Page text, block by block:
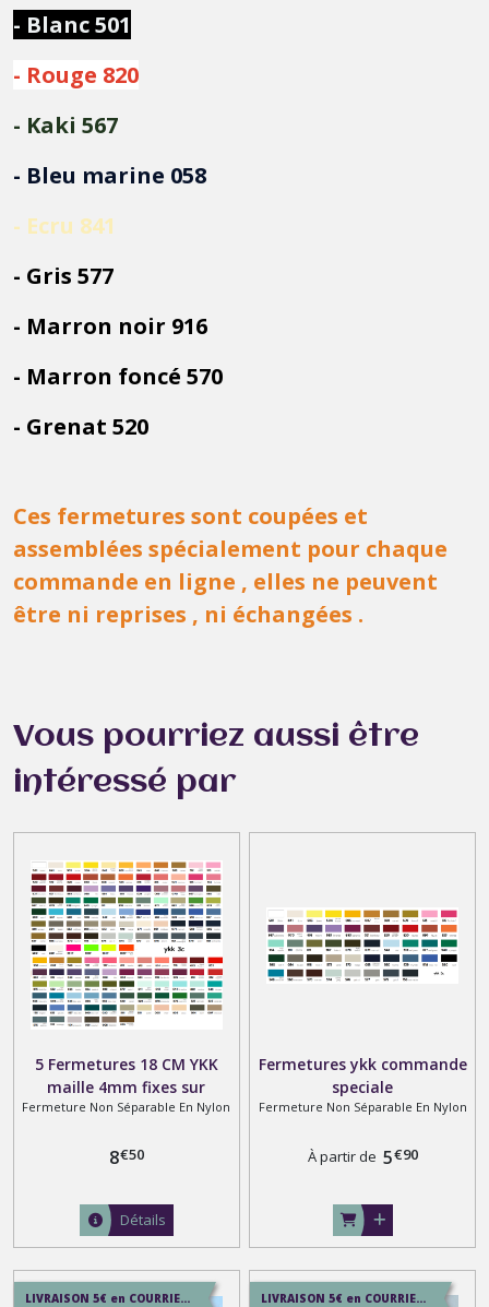
- Blanc 501
- Rouge 820
- Kaki 567
- Bleu marine 058
- Ecru 841
- Gris 577
- Marron noir 916
- Marron foncé 570
- Grenat 520
Ces fermetures sont coupées et
assemblées spécialement pour chaque
commande en ligne , elles ne peuvent
être ni reprises , ni échangées .
Vous pourriez aussi être
intéressé par
5 Fermetures 18 CM YKK
maille 4mm fixes sur
mesure pour jupes et robes
Fermeture Non Séparable En Nylon
8€50
Détails
Fermetures ykk commande
speciale
Fermeture Non Séparable En Nylon
À partir de 5€90
LIVRAISON 5€ en COURRIER SUIVI , 7.5€ en SERVICE+ , 12.9€ en COLISSIMO LIVRAISON 5€ en COURRIER SUIVI , 7.5€ en SERVICE+ , 12.9€ en COLISSIMO